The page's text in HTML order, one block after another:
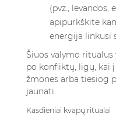
(pvz.,
apipurkškite
energija linkusi
Šiuos valymo
po konfliktų, ligų, kai
žmonės arba tiesiog
jaunati.
Kasdieniai kvapų ritualai